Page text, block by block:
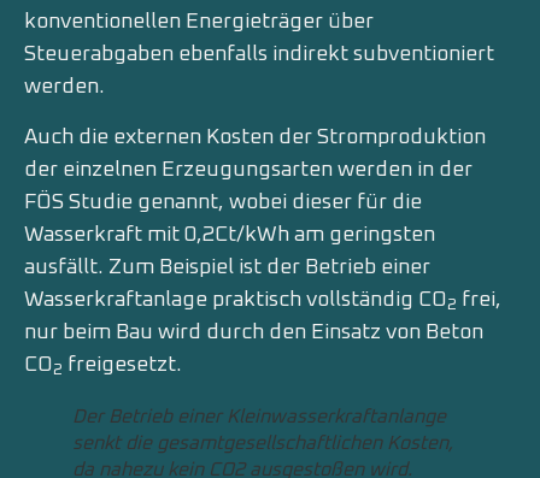
konventionellen Energieträger über
Steuerabgaben ebenfalls indirekt subventioniert
werden.
Auch die externen Kosten der Stromproduktion
der einzelnen Erzeugungsarten werden in der
FÖS Studie genannt, wobei dieser für die
Wasserkraft mit 0,2Ct/kWh am geringsten
ausfällt. Zum Beispiel ist der Betrieb einer
Wasserkraftanlage praktisch vollständig CO2 frei,
nur beim Bau wird durch den Einsatz von Beton
CO2 freigesetzt.
Der Betrieb einer Kleinwasserkraftanlange
senkt die gesamtgesellschaftlichen Kosten,
da nahezu kein CO2 ausgestoßen wird.